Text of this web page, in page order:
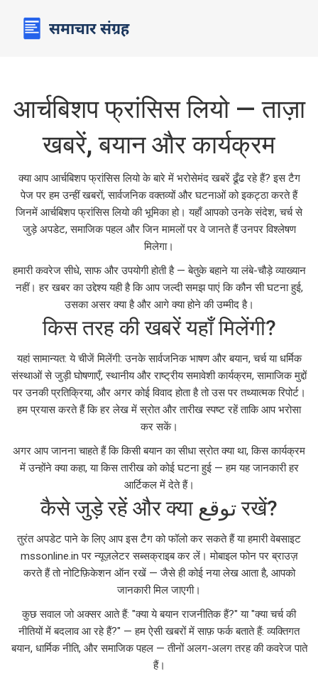
आर्चबिशप फ्रांसिस लियो — ताज़ा
खबरें, बयान और कार्यक्रम
क्या आप आर्चबिशप फ्रांसिस लियो के बारे में भरोसेमंद खबरें ढूँढ रहे हैं? इस टैग
पेज पर हम उन्हीं खबरों, सार्वजनिक वक्तव्यों और घटनाओं को इकट्ठा करते हैं
जिनमें आर्चबिशप फ्रांसिस लियो की भूमिका हो। यहाँ आपको उनके संदेश, चर्च से
जुड़े अपडेट, समाजिक पहल और जिन मामलों पर वे जानते हैं उनपर विश्लेषण
मिलेगा।
हमारी कवरेज सीधे, साफ और उपयोगी होती है — बेतुके बहाने या लंबे-चौड़े व्याख्यान
नहीं। हर खबर का उद्देश्य यही है कि आप जल्दी समझ पाएं कि कौन सी घटना हुई,
उसका असर क्या है और आगे क्या होने की उम्मीद है।
किस तरह की खबरें यहाँ मिलेंगी?
यहां सामान्यत: ये चीजें मिलेंगी: उनके सार्वजनिक भाषण और बयान, चर्च या धर्मिक
संस्थाओं से जुड़ी घोषणाएँ, स्थानीय और राष्ट्रीय समावेशी कार्यक्रम, सामाजिक मुद्दों
पर उनकी प्रतिक्रिया, और अगर कोई विवाद होता है तो उस पर तथ्यात्मक रिपोर्ट।
हम प्रयास करते हैं कि हर लेख में स्रोत और तारीख स्पष्ट रहें ताकि आप भरोसा
कर सकें।
अगर आप जानना चाहते हैं कि किसी बयान का सीधा स्रोत क्या था, किस कार्यक्रम
में उन्होंने क्या कहा, या किस तारीख को कोई घटना हुई — हम यह जानकारी हर
आर्टिकल में देते हैं।
कैसे जुड़े रहें और क्या توقع रखें?
तुरंत अपडेट पाने के लिए आप इस टैग को फॉलो कर सकते हैं या हमारी वेबसाइट
mssonline.in पर न्यूज़लेटर सब्सक्राइब कर लें। मोबाइल फोन पर ब्राउज़
करते हैं तो नोटिफ़िकेशन ऑन रखें — जैसे ही कोई नया लेख आता है, आपको
जानकारी मिल जाएगी।
कुछ सवाल जो अक्सर आते हैं: "क्या ये बयान राजनीतिक हैं?" या "क्या चर्च की
नीतियों में बदलाव आ रहे हैं?" — हम ऐसी खबरों में साफ़ फर्क बताते हैं: व्यक्तिगत
बयान, धार्मिक नीति, और समाजिक पहल — तीनों अलग-अलग तरह की कवरेज पाते
हैं।